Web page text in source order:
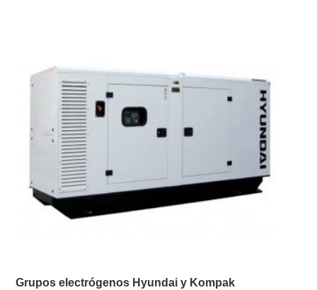
Grupos electrógenos Hyundai y Kompak